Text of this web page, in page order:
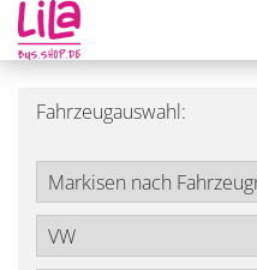
Fahrzeugauswahl: